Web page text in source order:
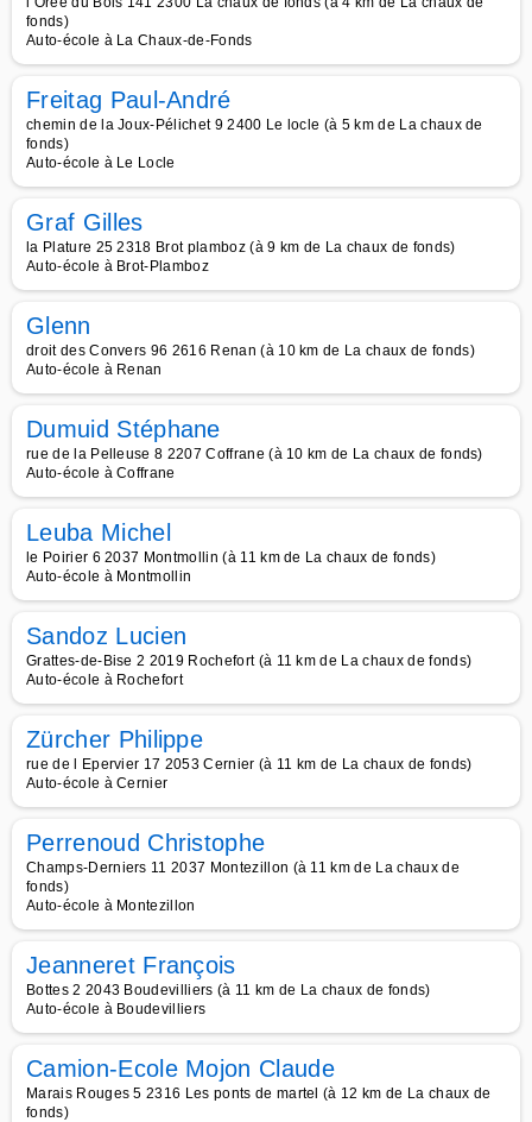
fonds)
Auto-école à La Chaux-de-Fonds
Freitag Paul-André
chemin de la Joux-Pélichet 9 2400 Le locle (à 5 km de La chaux de
fonds)
Auto-école à Le Locle
Graf Gilles
la Plature 25 2318 Brot plamboz (à 9 km de La chaux de fonds)
Auto-école à Brot-Plamboz
Glenn
droit des Convers 96 2616 Renan (à 10 km de La chaux de fonds)
Auto-école à Renan
Dumuid Stéphane
rue de la Pelleuse 8 2207 Coffrane (à 10 km de La chaux de fonds)
Auto-école à Coffrane
Leuba Michel
le Poirier 6 2037 Montmollin (à 11 km de La chaux de fonds)
Auto-école à Montmollin
Sandoz Lucien
Grattes-de-Bise 2 2019 Rochefort (à 11 km de La chaux de fonds)
Auto-école à Rochefort
Zürcher Philippe
rue de l Epervier 17 2053 Cernier (à 11 km de La chaux de fonds)
Auto-école à Cernier
Perrenoud Christophe
Champs-Derniers 11 2037 Montezillon (à 11 km de La chaux de
fonds)
Auto-école à Montezillon
Jeanneret François
Bottes 2 2043 Boudevilliers (à 11 km de La chaux de fonds)
Auto-école à Boudevilliers
Camion-Ecole Mojon Claude
Marais Rouges 5 2316 Les ponts de martel (à 12 km de La chaux de
fonds)